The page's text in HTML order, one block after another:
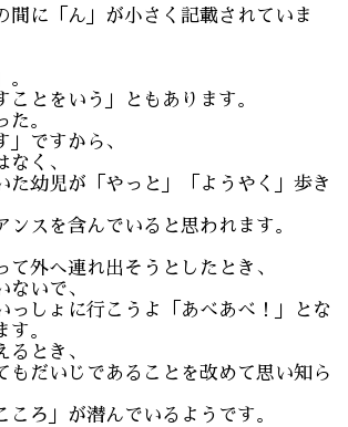
間に「ん」が小さく記載されていま
。
ことをいう」ともあります。
た。
」ですから、
なく、
た幼児が「やっと」「ようやく」歩き
ンスを含んでいると思われます。
て外へ連れ出そうとしたとき、
ないで、
っしょに行こうよ「あべあべ！」とな
す。
るとき、
もだいじであることを改めて思い知ら
ころ」が潜んでいるようです。